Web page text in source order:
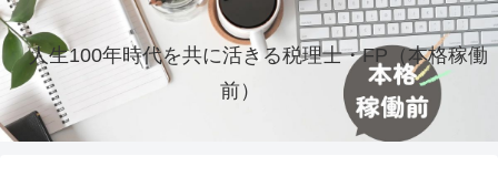
人生100年時代を共に活きる税理士・FP（本格稼働
前）